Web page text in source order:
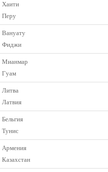
Хаити
Перу
Вануату
Фиджи
Мианмар
Гуам
Литва
Латвия
Бельгия
Тунис
Армения
Казахстан